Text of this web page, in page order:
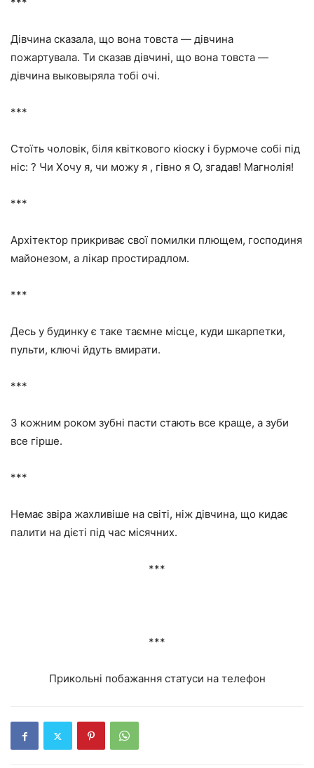
Дівчина сказала, що вона товста — дівчина
пожартувала. Ти сказав дівчині, що вона товста —
дівчина выковыряла тобі очі.
***
Стоїть чоловік, біля квіткового кіоску і бурмоче собі під
ніс: ? Чи Хочу я, чи можу я , гівно я О, згадав! Магнолія!
***
Архітектор прикриває свої помилки плющем, господиня
майонезом, а лікар простирадлом.
***
Десь у будинку є таке таємне місце, куди шкарпетки,
пульти, ключі йдуть вмирати.
***
З кожним роком зубні пасти стають все краще, а зуби
все гірше.
***
Немає звіра жахливіше на світі, ніж дівчина, що кидає
палити на дієті під час місячних.
***
***
Прикольні побажання статуси на телефон